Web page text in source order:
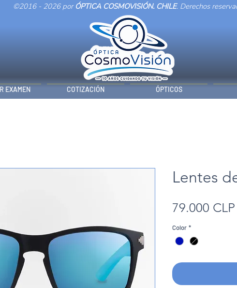
©2016 - 2026 por ÓPTICA COSMOVISIÓN. CHILE. Derechos
EXAMEN COTIZACIÓN ÓPTICOS
Lentes
79.000 CLP
Color *